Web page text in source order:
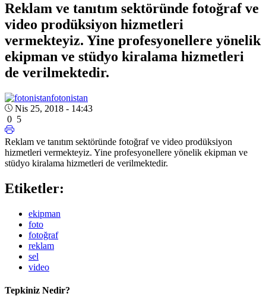
Reklam ve tanıtım sektöründe fotoğraf ve
video prodüksiyon hizmetleri
vermekteyiz. Yine profesyonellere yönelik
ekipman ve stüdyo kiralama hizmetleri
de verilmektedir.
fotonistan
Nis 25, 2018 - 14:43
0 5
Reklam ve tanıtım sektöründe fotoğraf ve video prodüksiyon
hizmetleri vermekteyiz. Yine profesyonellere yönelik ekipman ve
stüdyo kiralama hizmetleri de verilmektedir.
Etiketler:
ekipman
foto
fotoğraf
reklam
sel
video
Tepkiniz Nedir?